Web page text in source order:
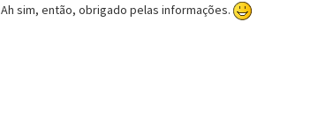
Ah sim, então, obrigado pelas informações.